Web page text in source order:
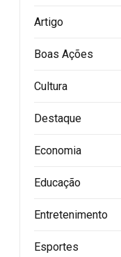
Artigo
Boas Ações
Cultura
Destaque
Economia
Educação
Entretenimento
Esportes